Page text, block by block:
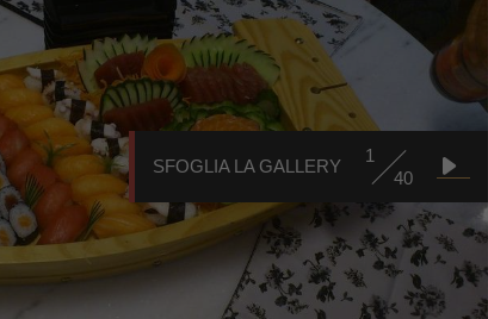
SFOGLIA LA GALLERY
1
40